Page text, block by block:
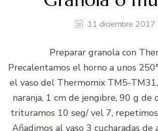
11 diciembre 2017
Preparar granola con
Precalentamos el horno a unos
el vaso del Thermomix TM5-
naranja, 1 cm de jengibre, 90 g de
trituramos 10 seg/ vel 7,
Añadimos al vaso 3 cucharadas de